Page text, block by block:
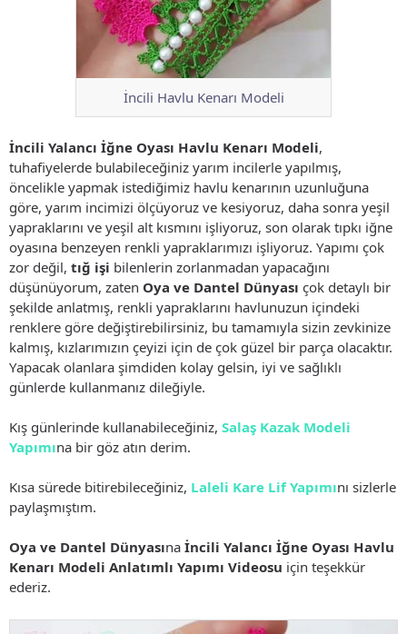
İncili Havlu Kenarı Modeli
İncili Yalancı İğne Oyası Havlu Kenarı Modeli,
tuhafiyelerde bulabileceğiniz yarım incilerle yapılmış,
öncelikle yapmak istediğimiz havlu kenarının uzunluğuna
göre, yarım incimizi ölçüyoruz ve kesiyoruz, daha sonra yeşil
yapraklarını ve yeşil alt kısmını işliyoruz, son olarak tıpkı iğne
oyasına benzeyen renkli yapraklarımızı işliyoruz. Yapımı çok
zor değil, tığ işi bilenlerin zorlanmadan yapacağını
düşünüyorum, zaten Oya ve Dantel Dünyası çok detaylı bir
şekilde anlatmış, renkli yapraklarını havlunuzun içindeki
renklere göre değiştirebilirsiniz, bu tamamıyla sizin zevkinize
kalmış, kızlarımızın çeyizi için de çok güzel bir parça olacaktır.
Yapacak olanlara şimdiden kolay gelsin, iyi ve sağlıklı
günlerde kullanmanız dileğiyle.
Kış günlerinde kullanabileceğiniz, Salaş Kazak Modeli
Yapımına bir göz atın derim.
Kısa sürede bitirebileceğiniz, Laleli Kare Lif Yapımını sizlerle
paylaşmıştım.
Oya ve Dantel Dünyasına İncili Yalancı İğne Oyası Havlu
Kenarı Modeli Anlatımlı Yapımı Videosu için teşekkür
ederiz.